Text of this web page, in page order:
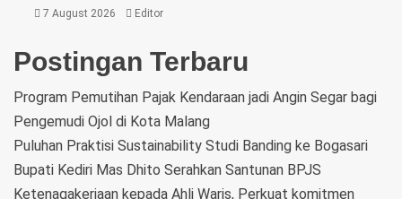
7 August 2026 Editor
Postingan Terbaru
Program Pemutihan Pajak Kendaraan jadi Angin Segar bagi
Pengemudi Ojol di Kota Malang
Puluhan Praktisi Sustainability Studi Banding ke Bogasari
Bupati Kediri Mas Dhito Serahkan Santunan BPJS
Ketenagakerjaan kepada Ahli Waris, Perkuat komitmen